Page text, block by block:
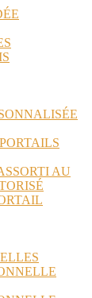
AU